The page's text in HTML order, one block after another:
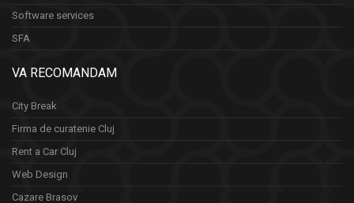
Software services
SFA
VA RECOMANDAM
City Break
Firma de curatenie Cluj
Rent a Car Cluj
Web Design
Cazare Brasov